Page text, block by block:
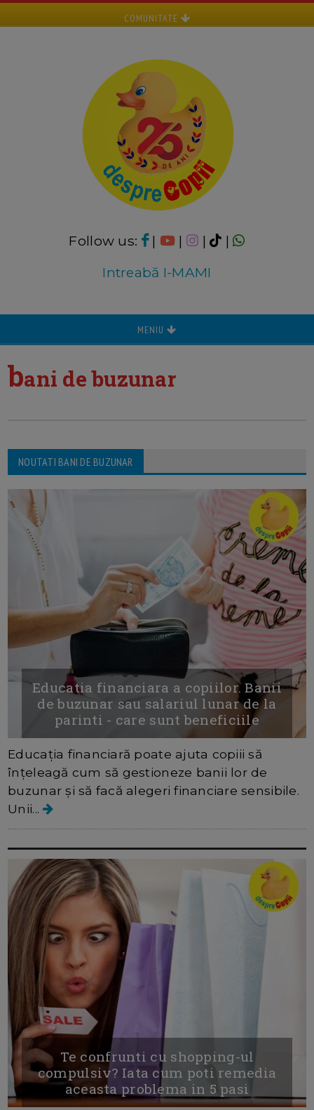
COMUNITATE
Follow us: | | |
|
Intreabă I-MAMI
MENIU
bani de buzunar
NOUTATI BANI DE BUZUNAR
Educatia financiara a copiilor. Banii
de buzunar sau salariul lunar de la
parinti - care sunt beneficiile
Educația financiară poate ajuta copiii să
înțeleagă cum să gestioneze banii lor de
buzunar și să facă alegeri financiare sensibile.
Unii...
Te confrunti cu shopping-ul
compulsiv? Iata cum poti remedia
aceasta problema in 5 pasi